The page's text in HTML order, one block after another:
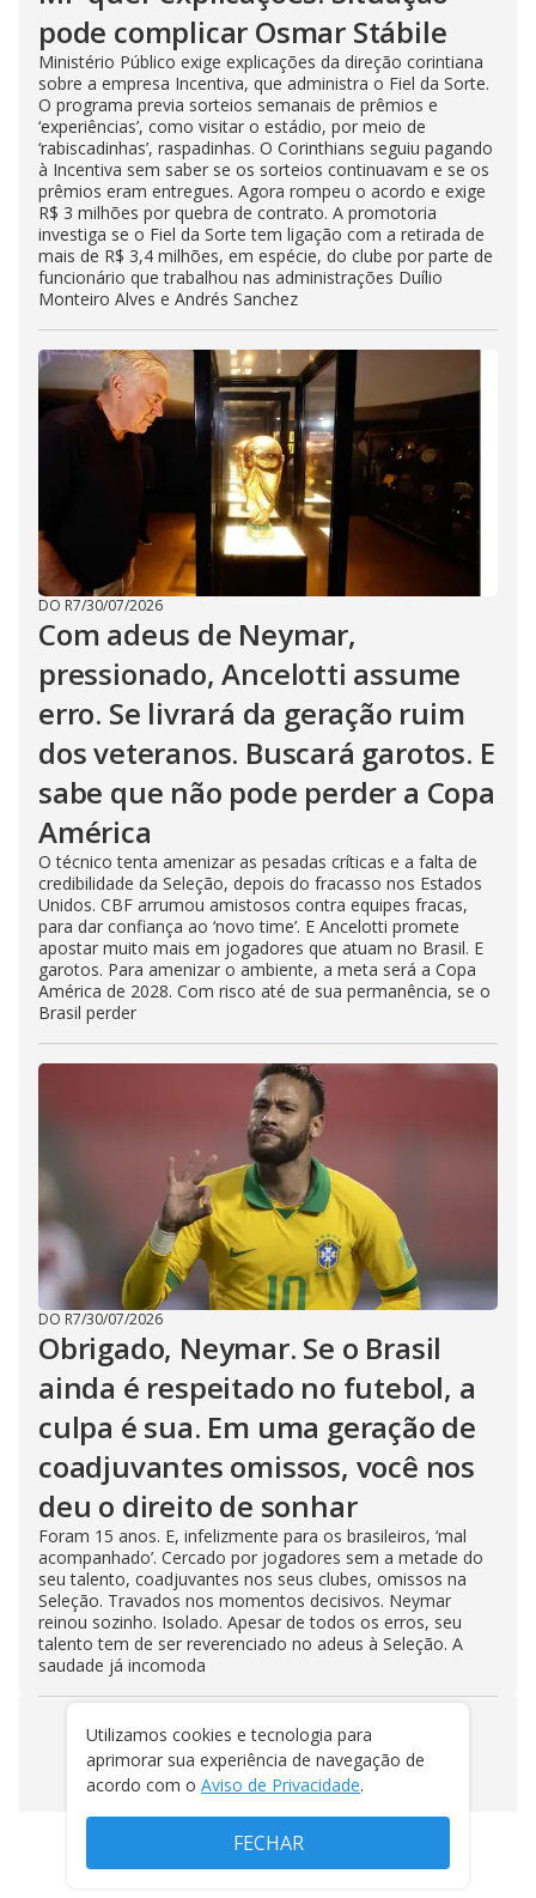
pode complicar Osmar Stábile
Ministério Público exige explicações da direção corintiana
sobre a empresa Incentiva, que administra o Fiel da Sorte.
O programa previa sorteios semanais de prêmios e
‘experiências’, como visitar o estádio, por meio de
‘rabiscadinhas’, raspadinhas. O Corinthians seguiu pagando
à Incentiva sem saber se os sorteios continuavam e se os
prêmios eram entregues. Agora rompeu o acordo e exige
R$ 3 milhões por quebra de contrato. A promotoria
investiga se o Fiel da Sorte tem ligação com a retirada de
mais de R$ 3,4 milhões, em espécie, do clube por parte de
funcionário que trabalhou nas administrações Duílio
Monteiro Alves e Andrés Sanchez
DO R7/30/07/2026
Com adeus de Neymar,
pressionado, Ancelotti assume
erro. Se livrará da geração ruim
dos veteranos. Buscará garotos. E
sabe que não pode perder a Copa
América
O técnico tenta amenizar as pesadas críticas e a falta de
credibilidade da Seleção, depois do fracasso nos Estados
Unidos. CBF arrumou amistosos contra equipes fracas,
para dar confiança ao ‘novo time’. E Ancelotti promete
apostar muito mais em jogadores que atuam no Brasil. E
garotos. Para amenizar o ambiente, a meta será a Copa
América de 2028. Com risco até de sua permanência, se o
Brasil perder
DO R7/30/07/2026
Obrigado, Neymar. Se o Brasil
ainda é respeitado no futebol, a
culpa é sua. Em uma geração de
coadjuvantes omissos, você nos
deu o direito de sonhar
Foram 15 anos. E, infelizmente para os brasileiros, ‘mal
acompanhado’. Cercado por jogadores sem a metade do
seu talento, coadjuvantes nos seus clubes, omissos na
Seleção. Travados nos momentos decisivos. Neymar
reinou sozinho. Isolado. Apesar de todos os erros, seu
talento tem de ser reverenciado no adeus à Seleção. A
saudade já incomoda
VEJA MAIS NOTÍCIAS
Utilizamos cookies e tecnologia para
aprimorar sua experiência de navegação de
acordo com o Aviso de Privacidade.
FECHAR